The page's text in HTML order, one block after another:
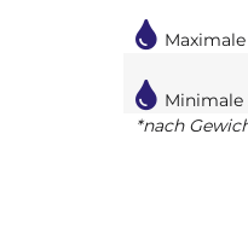
Minimale
*nach